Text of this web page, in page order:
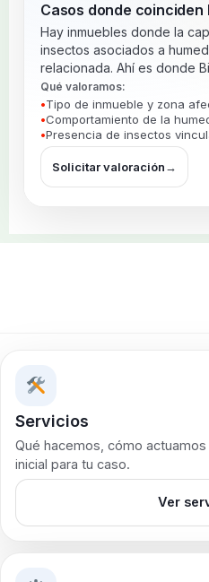
Casos donde
Hay inmuebles donde la
insectos asociados a
relacionada. Ahí es donde
Qué valoramos:
Tipo de inmueble y zona
Comportamiento de la
Presencia de insectos
Solicitar valoración→
Servicios
Qué hacemos, cómo
inicial para tu caso.
Ver